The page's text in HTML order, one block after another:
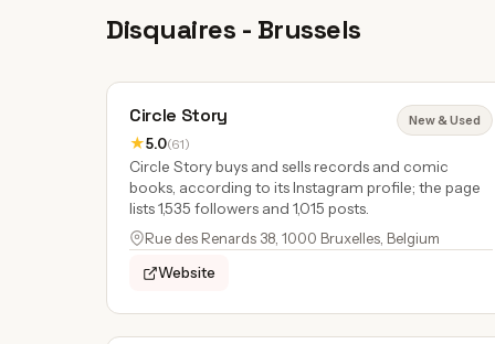
Disquaires - Brussels
Circle Story
★5.0(61)
New & Used
Circle Story buys and sells records and comic
books, according to its Instagram profile; the page
lists 1,535 followers and 1,015 posts.
Rue des Renards 38, 1000 Bruxelles, Belgium
Website